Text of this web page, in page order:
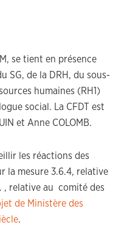
se tient en présence
SG, de la DRH, du sous-
humaines (RH1)
social. La CFDT est
et Anne COLOMB.
les réactions des
la mesure 3.6.4, relative
, relative au comité des
de Ministère des
.